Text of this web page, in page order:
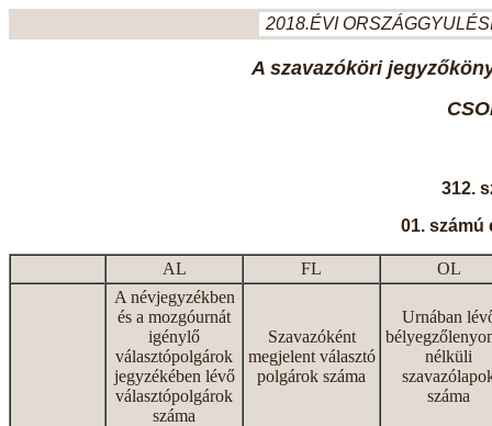
2018.ÉVI
A szavazóköri
312.
01. számú
AL FL
OL
A névjegyzékben
és a mozgóurnát
igénylő
választópolgárok
jegyzékében lévő
választópolgárok
száma
Szavazóként
megjelent választó
polgárok száma
Urnában
nélküli
száma